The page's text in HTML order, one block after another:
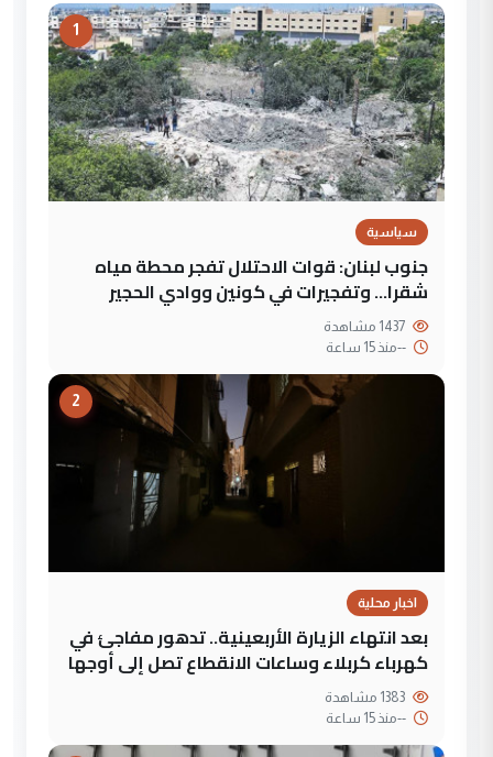
1
سياسية
جنوب لبنان: قوات الاحتلال تفجر محطة مياه
شقرا… وتفجيرات في كونين ووادي الحجير
--منذ 15 ساعة
2
اخبار محلية
بعد انتهاء الزيارة الأربعينية.. تدهور مفاجئ في
كهرباء كربلاء وساعات الانقطاع تصل إلى أوجها
--منذ 15 ساعة